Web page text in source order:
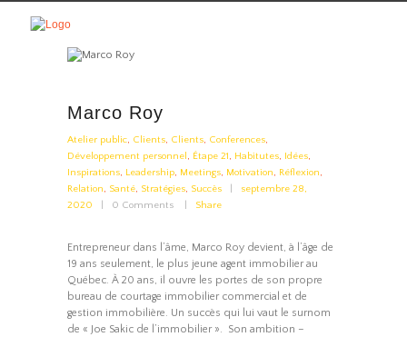
Marco Roy
Atelier public, Clients, Clients, Conferences,
Développement personnel , Étape 21, Habitutes, Idées,
Inspirations, Leadership, Meetings, Motivation, Réflexion,
Relation, Santé, Stratégies, Succès
septembre 28,
2020
0 Comments Share
Entrepreneur dans l’âme, Marco Roy devient, à l’âge de
19 ans seulement, le plus jeune agent immobilier au
Québec. À 20 ans, il ouvre les portes de son propre
bureau de courtage immobilier commercial et de
gestion immobilière. Un succès qui lui vaut le surnom
de « Joe Sakic de l’immobilier ». Son ambition –